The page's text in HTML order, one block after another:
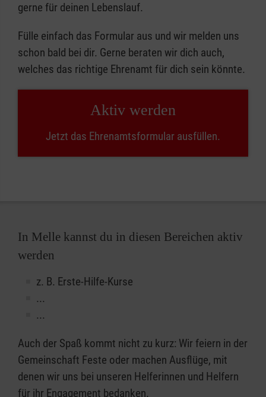
gerne für deinen Lebenslauf.
Fülle einfach das Formular aus und wir melden uns
schon bald bei dir. Gerne beraten wir dich auch,
welches das richtige Ehrenamt für dich sein könnte.
Aktiv werden
Jetzt das Ehrenamtsformular ausfüllen.
In Melle kannst du in diesen Bereichen aktiv
werden
z. B. Erste-Hilfe-Kurse
...
...
Auch der Spaß kommt nicht zu kurz: Wir feiern in der
Gemeinschaft Feste oder machen Ausflüge, mit
denen wir uns bei unseren Helferinnen und Helfern
für ihr Engagement bedanken.